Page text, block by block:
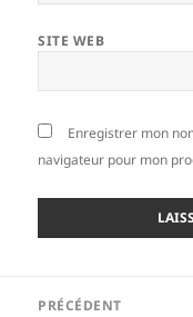
SITE WEB
Enregistrer mon
navigateur pour mon
PRÉCÉDENT